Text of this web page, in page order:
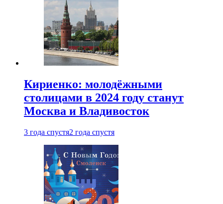
Кириенко: молодёжными
столицами в 2024 году станут
Москва и Владивосток
3 года спустя2 года спустя